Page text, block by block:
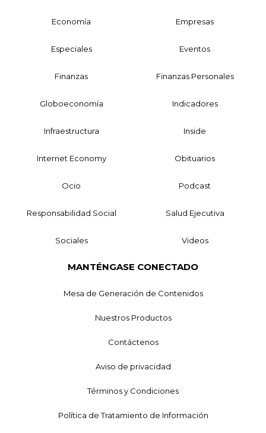
Economía Empresas
Especiales Eventos
Finanzas Finanzas Personales
Globoeconomía Indicadores
Infraestructura Inside
Internet Economy Obituarios
Ocio Podcast
Responsabilidad Social Salud Ejecutiva
Sociales Videos
MANTÉNGASE CONECTADO
Mesa de Generación de Contenidos
Nuestros Productos
Contáctenos
Aviso de privacidad
Términos y Condiciones
Política de Tratamiento de Información